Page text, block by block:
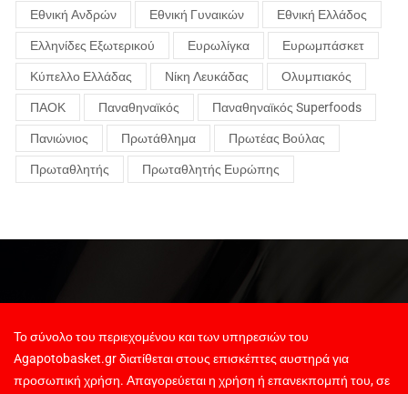
Εθνική Ανδρών Εθνική Γυναικών Εθνική Ελλάδος
Ελληνίδες Εξωτερικού Ευρωλίγκα Ευρωμπάσκετ
Κύπελλο Ελλάδας Νίκη Λευκάδας Ολυμπιακός
ΠΑΟΚ Παναθηναϊκός Παναθηναϊκός Superfoods
Πανιώνιος Πρωτάθλημα Πρωτέας Βούλας
Πρωταθλητής Πρωταθλητής Ευρώπης
Το σύνολο του περιεχομένου και των υπηρεσιών του
Agapotobasket.gr διατίθεται στους επισκέπτες αυστηρά για
προσωπική χρήση. Απαγορεύεται η χρήση ή επανεκπομπή του, σε